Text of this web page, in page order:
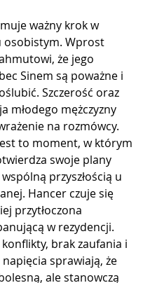
ważny krok w
osobistym. Wprost
że jego
Sinem są poważne i
Szczerość oraz
młodego mężczyzny
na rozmówcy.
to moment, w którym
swoje plany
przyszłością u
Hancer czuje się
przytłoczona
w rezydencji.
brak zaufania i
sprawiają, że
ale stanowczą